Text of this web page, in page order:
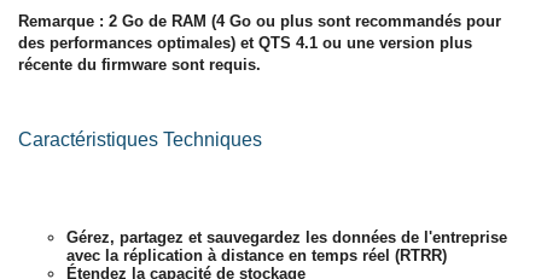
Remarque : 2 Go de RAM (4 Go ou plus sont recommandés pour
des performances optimales) et QTS 4.1 ou une version plus
récente du firmware sont requis.
Caractéristiques Techniques
Gérez, partagez et sauvegardez les données de l'entreprise
avec la réplication à distance en temps réel (RTRR)
Étendez la capacité de stockage